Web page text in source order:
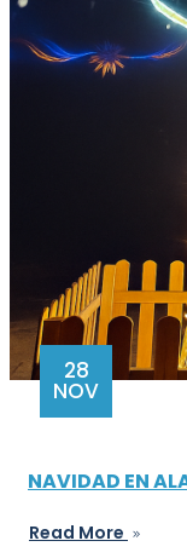
28
NOV
NAVIDAD EN
Read More